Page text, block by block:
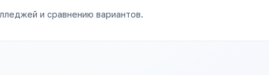
и сравнению вариантов.